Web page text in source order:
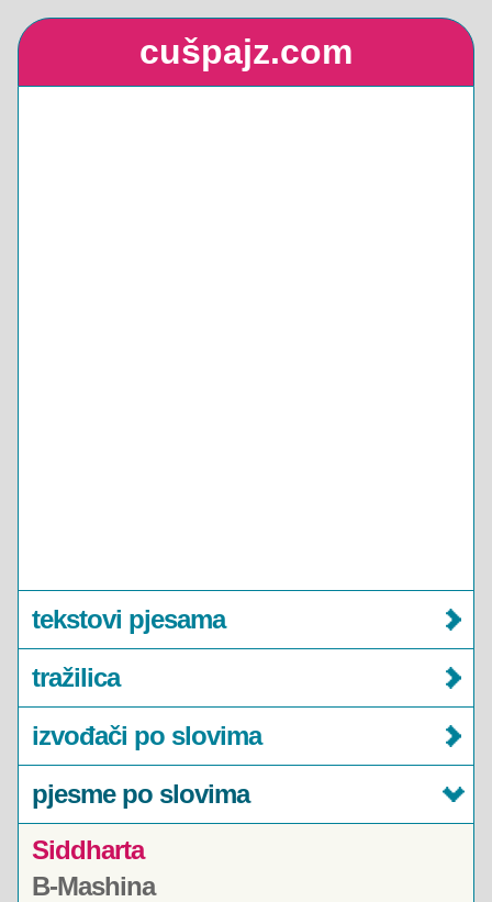
cušpajz.com
tekstovi pjesama
tražilica
izvođači po slovima
pjesme po slovima
Siddharta
B-Mashina